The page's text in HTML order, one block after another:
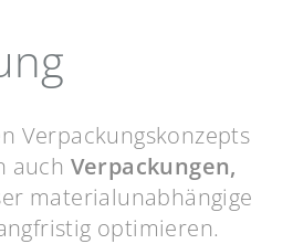
Verpackungskonzepts
auch Verpackungen,
materialunabhängige
optimieren.